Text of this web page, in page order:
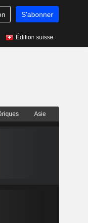
S'abonner
Édition suisse
Asie